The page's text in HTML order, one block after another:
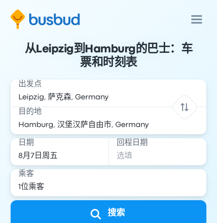
从Leipzig到Hamburg的巴士：车
票和时刻表
出发点
目的地
日期 回程日期
乘客
搜索